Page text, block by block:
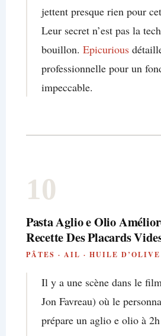
jettent presque rien pour
Leur secret n’est pas la
bouillon. Epicurious
professionnelle pour un
impeccable.
10
Pasta Aglio e Olio
Recette Des Placards
PÂTES · AIL · HUILE
Il y a une scène dans le
Jon Favreau) où le
prépare un aglio e olio à